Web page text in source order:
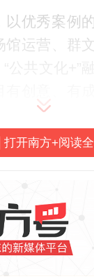
以优秀案例
馆运营、群
从覆盖范围
家里手不区
、学校、
成果，都可
发布“征集令
推动实践创
打开南方+阅读